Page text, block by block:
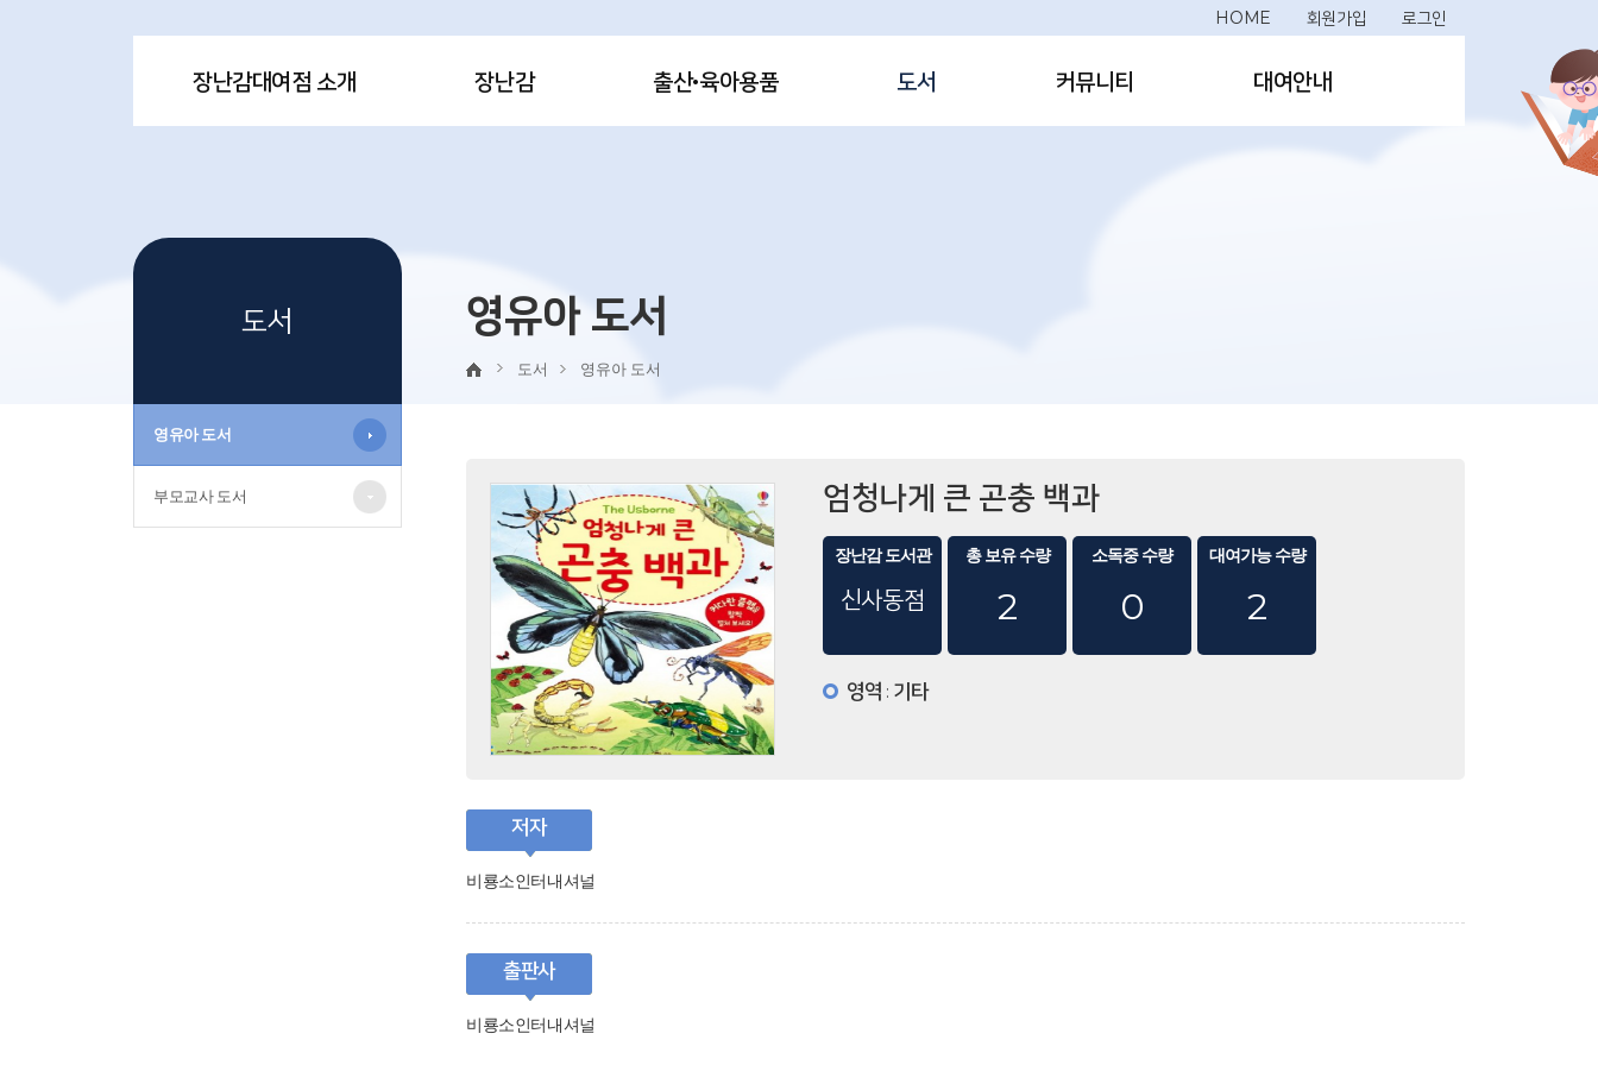
HOME 회원가입 로그인
장난감대여점 소개 장난감 출산·육아용품 도서 커뮤니티 대여안내
도서
영유아 도서
부모교사 도서
영유아 도서
도서 영유아 도서
엄청나게 큰 곤충 백과
장난감 도서관
신사동점
총 보유 수량
2
소독중 수량
0
대여가능 수량
2
영역 : 기타
저자
비룡소인터내셔널
출판사
비룡소인터내셔널